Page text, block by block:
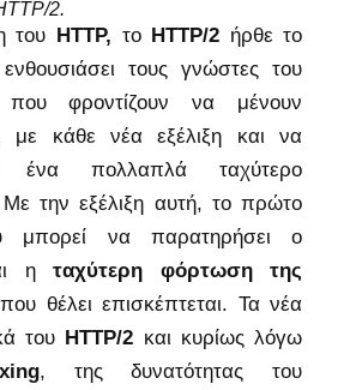
2.
του HTTP, τοΗTTP/2 ήρθε το
τους γνώστες του
που φροντίζουν να μένουν
με κάθε νέα εξέλιξη και να
ένα πολλαπλά ταχύτερο
την εξέλιξη αυτή, το πρώτο
μπορεί να παρατηρήσει ο
ηταχύτερη φόρτωση της
που θέλει επισκέπτεται. Τα νέα
του ΗTTP/2 και κυρίως λόγω
, της δυνατότητας του